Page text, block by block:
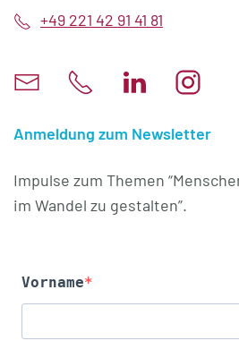
+49 221 42 91 41 81
Anmeldung zum Newsletter
Impulse zum Themen
im Wandel zu gestalten”.